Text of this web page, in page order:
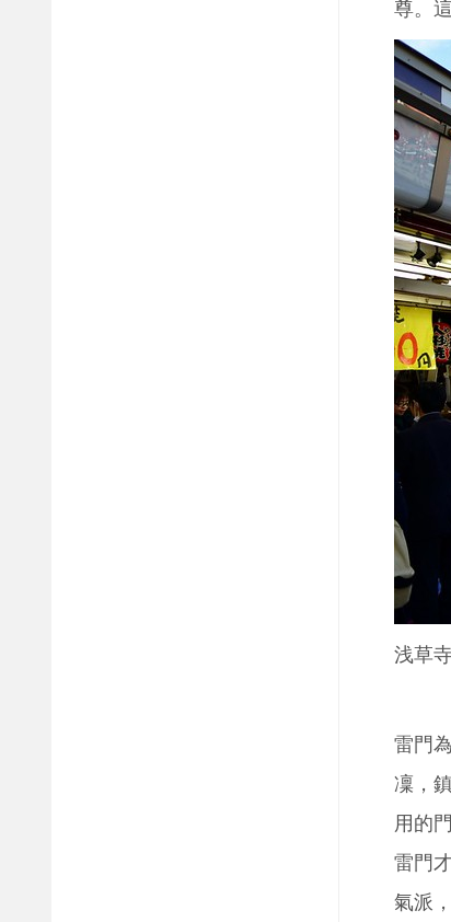
尊。
浅草
雷門
凜，
用的
雷門
氣派